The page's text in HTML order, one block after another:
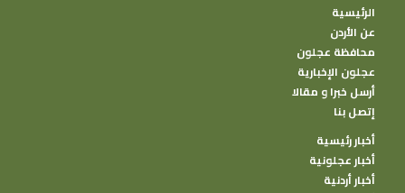
الرئيسية
عن الأردن
محافظة عجلون
عجلون الإخبارية
أرسل خبرا و مقالا
إتصل بنا
أخبار رئيسية
أخبار عجلونية
أخبار أردنية